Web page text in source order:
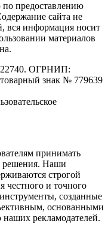
по предоставлению
сайта не
вся информация носит
материалов
ОГРНИП:
знак № 779639
принимать
решения. Наши
строгой
честного и точного
созданные
основанными
рекламодателей.